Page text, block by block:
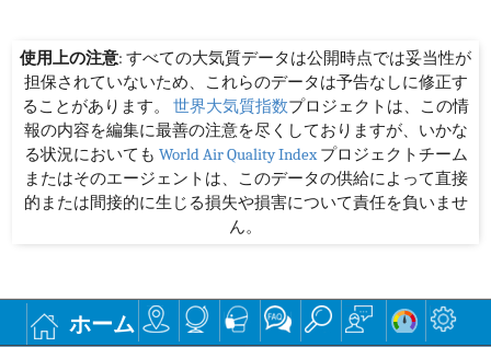
使用上の注意: すべての大気質データは公開時点では妥当性が
担保されていないため、これらのデータは予告なしに修正す
ることがあります。 世界大気質指数プロジェクトは、この情
報の内容を編集に最善の注意を尽くしておりますが、いかな
る状況においても World Air Quality Indexプロジェクトチーム
またはそのエージェントは、このデータの供給によって直接
的または間接的に生じる損失や損害について責任を負いませ
ん。
ホーム